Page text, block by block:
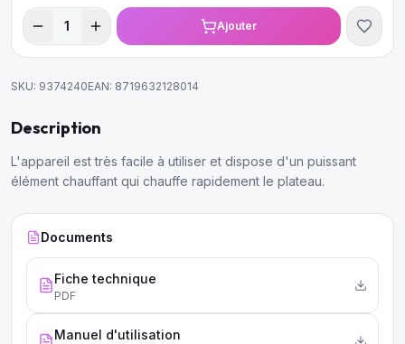
1 Ajouter
SKU: 9374240EAN: 8719632128014
Description
L'appareil est très facile à utiliser et dispose d'un puissant
élément chauffant qui chauffe rapidement le plateau.
Documents
Fiche technique
PDF
Manuel d'utilisation